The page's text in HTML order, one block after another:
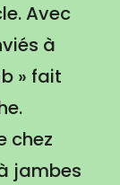
Avec
à
» fait
chez
jambes